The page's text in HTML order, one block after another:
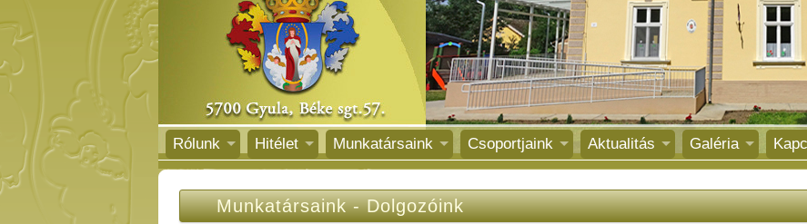
Rólunk Hitélet Munkatársaink Csoportjaink Aktualitás Galéria
Munkatársaink-Dolgozóink